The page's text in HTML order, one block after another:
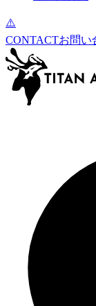
CONTACTお問い